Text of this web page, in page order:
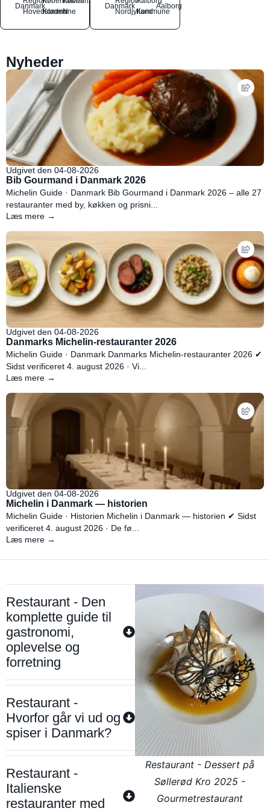
Danmark
Hovedstaden
Kommune
N
Danmark
NordjyllandKommune
Aalborg
Nyheder
Udgivet den 04-08-2026
Bib Gourmand i Danmark 2026
Michelin Guide · Danmark Bib Gourmand i Danmark 2026 – alle 27
restauranter med by, køkken og prisni...
Læs mere →
Udgivet den 04-08-2026
Danmarks Michelin-restauranter 2026
Michelin Guide · Danmark Danmarks Michelin-restauranter 2026 ✔
Sidst verificeret 4. august 2026 · Vi...
Læs mere →
Udgivet den 04-08-2026
Michelin i Danmark — historien
Michelin Guide · Historien Michelin i Danmark — historien ✔ Sidst
verificeret 4. august 2026 · De fø...
Læs mere →
Restaurant - Den
komplette guide til
gastronomi,
oplevelse og
forretning
Restaurant -
Hvorfor går vi ud og
spiser i Danmark?
Restaurant -
Italienske
restauranter med
Restaurant - Dessert på
Søllerød Kro 2025 -
Gourmetrestaurant